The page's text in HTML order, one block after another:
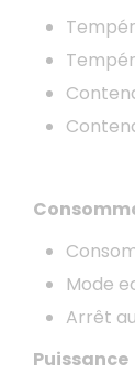
Mode
Arrêt
Puissance